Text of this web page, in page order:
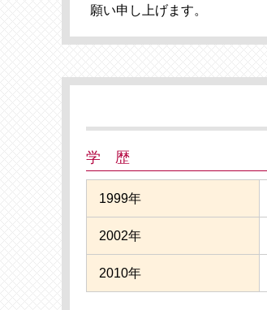
願い申し上げます。
学 歴
1999年
2002年
2010年